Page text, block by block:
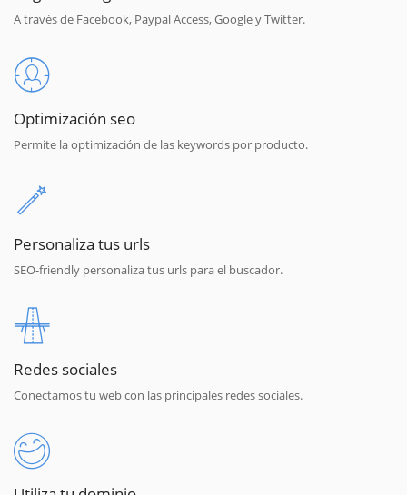
A través de Facebook, Paypal Access, Google y Twitter.
Optimización seo
Permite la optimización de las keywords por producto.
Personaliza tus urls
SEO-friendly personaliza tus urls para el buscador.
Redes sociales
Conectamos tu web con las principales redes sociales.